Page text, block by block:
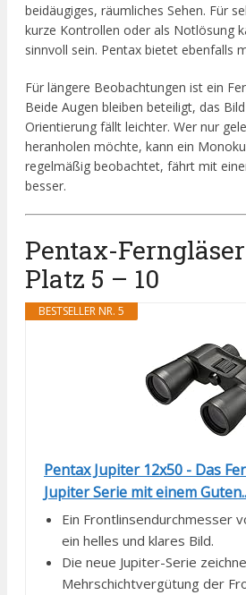
beidäugiges, räumliches Sehen. Für
kurze Kontrollen oder als Notlösung
sinnvoll sein. Pentax bietet ebenfalls
Für längere Beobachtungen ist ein
Beide Augen bleiben beteiligt, das
Orientierung fällt leichter. Wer nur
heranholen möchte, kann ein
regelmäßig beobachtet, fährt mit
besser.
Pentax-
Platz 5 – 10
BESTSELLER NR. 5
Pentax Jupiter 12x50 - Das
Jupiter Serie mit einem
Ein Frontlinsendurchmesser
ein helles und klares Bild.
Die neue Jupiter-Serie
Mehrschichtvergütung der